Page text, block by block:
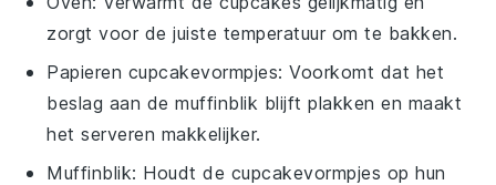
zorgt voor de juiste temperatuur om te bakken.
Papieren cupcakevormpjes: Voorkomt dat het
beslag aan demuffinblik blijft plakken en maakt
het serveren makkelijker.
Muffinblik: Houdt de cupcakevormpjes op hun